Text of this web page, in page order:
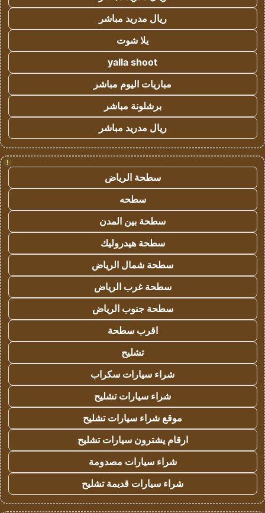
ريال مدريد مباشر
يلا شوت
yalla shoot
مباريات اليوم مباشر
برشلونة مباشر
ريال مدريد مباشر
!
سطحة الرياض
سطحه
سطحة بين المدن
سطحة هيدروليك
سطحة شمال الرياض
سطحة غرب الرياض
سطحة جنوب الرياض
اقرب سطحة
تشليح
شراء سيارات سكراب
شراء سيارات تشليح
موقع شراء سيارات تشليح
ارقام يشترون سيارات تشليح
شراء سيارات مصدومة
شراء سيارات قديمة تشليح